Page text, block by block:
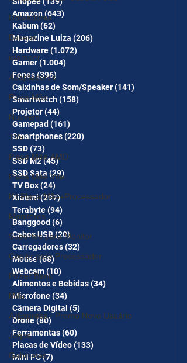
Roteadores
Baseus
iclamper
Adaptadores
Placa Mãe
Nuuvem
TVs
Placa Mãe AMD
Placa Mãe Intel
Kit Placa Mãe+Processador
Monitores
Suportes para Monitor
Cooler para Processador
Power Bank
Mifa
AliExpress - Promo Novo Usuário
Jogos
Gabinetes
Amazon(643)
Kabum(62)
Magazine Luiza (206)
Hardware(1.072)
Gamer(1.004)
Fones(396)
Caixinhas de Som/Speaker(141)
Smartwatch(158)
Projetor(44)
Gamepad (161)
Smartphones(220)
SSD(73)
SSD M2(45)45 posts
SSD Sata (29)29 posts
TV Box(24)
Xiaomi(297)297 posts
Terabyte(94)
Banggood (6)
Cabos USB(20)20 posts
Carregadores(32)
Mouse(68)68 posts
Webcam(10)
Alimentos e Bebidas(34)
Microfone(34)
Câmera Digital (5)
Drone(80) 80 posts
Ferramentas(60)
Placas de Vídeo(133)
Mini PC(7)